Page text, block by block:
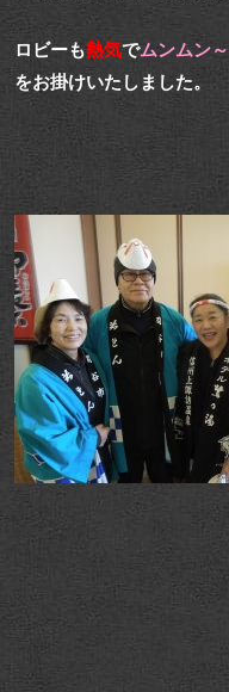
ロビーも熱気でムンムン～
をお掛けいたしました。